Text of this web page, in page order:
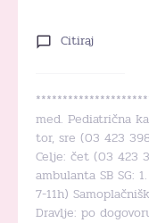
Citiraj
med. Pediatrična
tor, sre (03 423
Celje: čet (03 423
ambulanta SB SG:
7-11h)
Dravlje: po